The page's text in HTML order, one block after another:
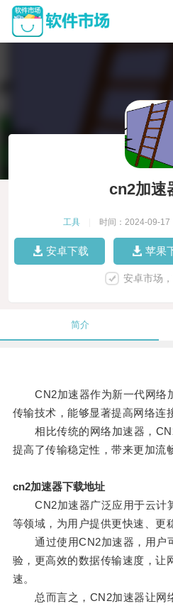
cn2加速
工具 时间：2024-09-17
安卓下载 苹果
安卓市场
简介
CN2加速器作为新一代网络
传输技术，能够显著提高网络连
相比传统的网络加速器，CN2
提高了传输稳定性，带来更加流
cn2加速器下载地址
CN2加速器广泛应用于云计
等领域，为用户提供更快速、更
通过使用CN2加速器，用户
验，更高效的数据传输速度，让
速。
总而言之，CN2加速器让网